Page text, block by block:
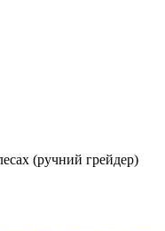
(ручний грейдер)